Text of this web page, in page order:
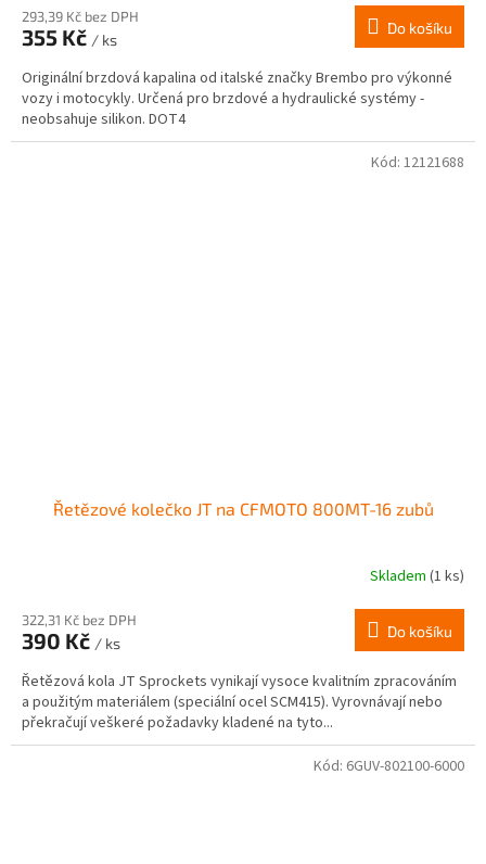
293,39 Kč bez DPH
355 Kč / ks
Do košíku
Originální brzdová kapalina od italské značky Brembo pro výkonné
vozy i motocykly. Určená pro brzdové a hydraulické systémy -
neobsahuje silikon. DOT4
Řetězové kolečko JT na CFMOTO 800MT-16 zubů
Skladem (1 ks)
322,31 Kč bez DPH
390 Kč / ks
Do košíku
Řetězová kola JT Sprockets vynikají vysoce kvalitním zpracováním
a použitým materiálem (speciální ocel SCM415). Vyrovnávají nebo
překračují veškeré požadavky kladené na tyto...
Kód: 12121688
Kód: 6GUV-802100-6000